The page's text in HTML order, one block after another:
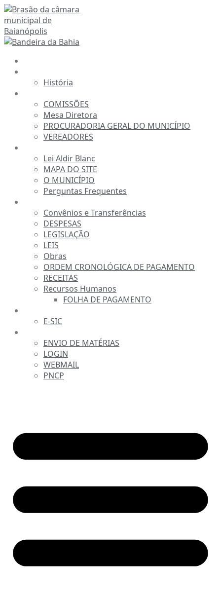
Ir
para
o
conteúdo
História
COMISSÕES
Mesa Diretora
PROCURADORIA GERAL DO MUNICÍPIO
VEREADORES
Lei Aldir Blanc
MAPA DO SITE
O MUNICÍPIO
Perguntas Frequentes
Convênios e Transferências
DESPESAS
LEGISLAÇÃO
LEIS
Obras
ORDEM CRONOLÓGICA DE PAGAMENTO
RECEITAS
Recursos Humanos
FOLHA DE PAGAMENTO
E-SIC
ENVIO DE MATÉRIAS
LOGIN
WEBMAIL
PNCP